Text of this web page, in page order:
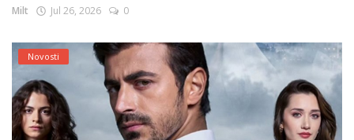
Milt Jul 26, 2026 0
Novosti